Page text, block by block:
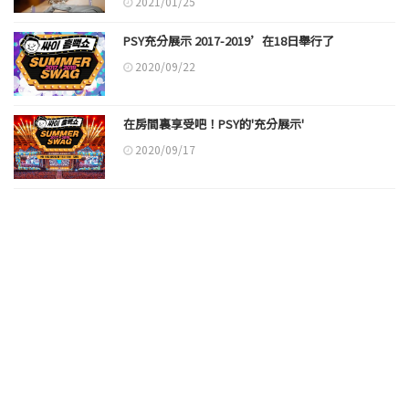
PSY充分展示 2017-2019’在18日舉行了
2020/09/22
在房間裏享受吧！PSY的'充分展示'
2020/09/17